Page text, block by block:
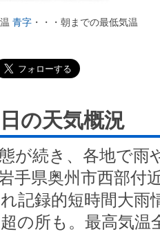
青字 ・・・朝までの最低気温
の天気概況
が続き、各地で雨
手県奥州市西部付
記録的短時間大雨
の所も。最高気温